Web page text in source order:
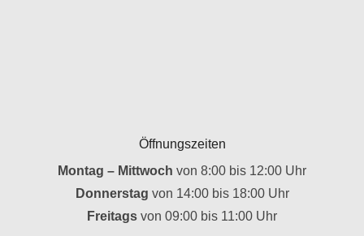
Öffnungszeiten
Montag – Mittwoch von 8:00 bis 12:00 Uhr
Donnerstag von 14:00 bis 18:00 Uhr
Freitags von 09:00 bis 11:00 Uhr